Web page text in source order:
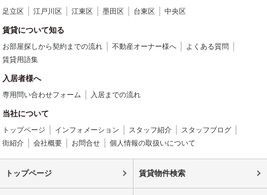
足立区 江戸川区 江東区 墨田区 台東区 中央区
賃貸について知る
お部屋探しから契約までの流れ 不動産オーナー様へ
よくある質問
賃貸用語集
入居者様へ
専用問い合わせフォーム 入居までの流れ
当社について
トップページ インフォメーション スタッフ紹介
スタッフブログ
街紹介
会社概要 お問合せ 個人情報の取扱いについて
トップページ 賃貸物件検索